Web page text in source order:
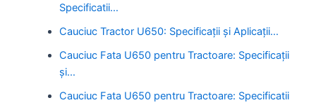
Specificatii…
Cauciuc Tractor U650: Specificații și Aplicații…
Cauciuc Fata U650 pentru Tractoare: Specificații
și…
Cauciuc Fata U650 pentru Tractoare: Specificatii